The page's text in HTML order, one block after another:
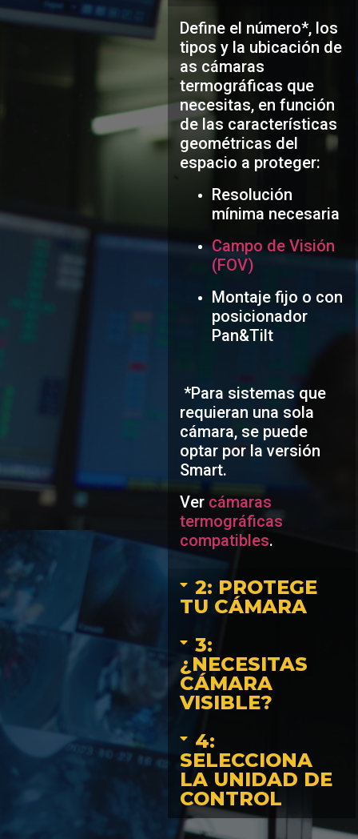
Define el número*, los
tipos y la ubicación de
as cámaras
termográficas que
necesitas, en función
de las características
geométricas del
espacio a proteger:
Resolución
mínima necesaria
Campo de Visión
(FOV)
Montaje fijo o con
posicionador
Pan&Tilt
*Para sistemas que
requieran una sola
cámara, se puede
optar por la versión
Smart.
Ver cámaras
termográficas
compatibles.
2: PROTEGE
TU CÁMARA
3:
¿NECESITAS
CÁMARA
VISIBLE?
4:
SELECCIONA
LA UNIDAD DE
CONTROL